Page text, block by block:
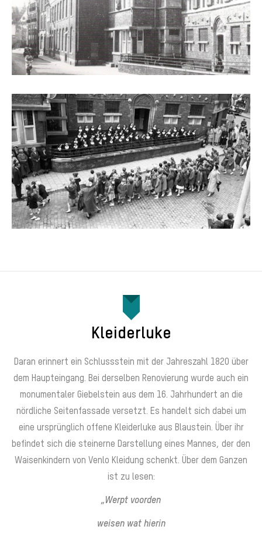
Kleiderluke
Daran erinnert ein Schlussstein mit der Jahreszahl 1820 über
dem Haupteingang. Bei derselben Renovierung wurde auch ein
monumentaler Giebelstein aus dem 16. Jahrhundert an die
nördliche Seitenfassade versetzt. Es handelt sich dabei um
eine ursprünglich offene Kleiderluke aus Blaustein. Über ihr
befindet sich die steinerne Darstellung eines Mannes, der den
Waisenkindern von Venlo Kleidung schenkt. Über dem Ganzen
ist zu lesen:
„Werpt voorden
weisen wat hierin